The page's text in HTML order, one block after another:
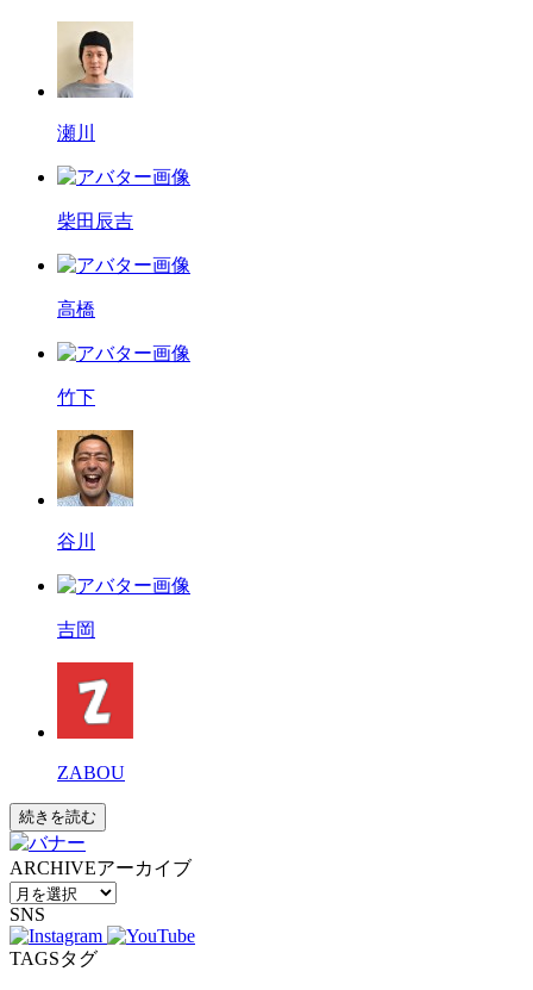
瀬川
柴田辰吉
高橋
竹下
谷川
吉岡
ZABOU
続きを読む
ARCHIVEアーカイブ
SNS
TAGSタグ